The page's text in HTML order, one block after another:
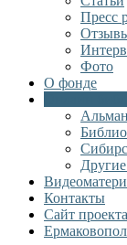
Пресс
Фото
О фонде
Контакты
Сайт